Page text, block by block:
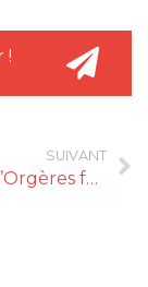
!
SUIVANT
La Cour d’Orgères fête ses 50 ans !